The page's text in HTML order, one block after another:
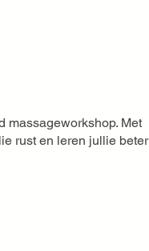
massageworkshop. Met
rust en leren jullie beter